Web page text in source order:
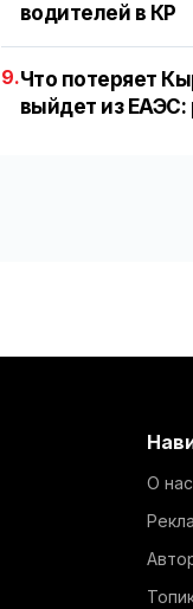
водителей в КР
9.Что потеряет
выйдет из ЕАЭС:
О нас